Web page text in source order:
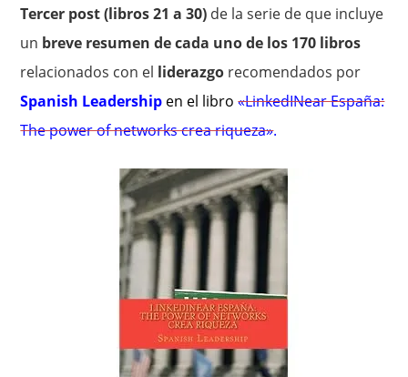
Tercer post (libros 21 a 30) de la serie de que incluye
un breve resumen de cada uno de los 170 libros
relacionados con el liderazgo recomendados por
Spanish Leadership en el libro«LinkedINear España:
The power of networks crea riqueza».